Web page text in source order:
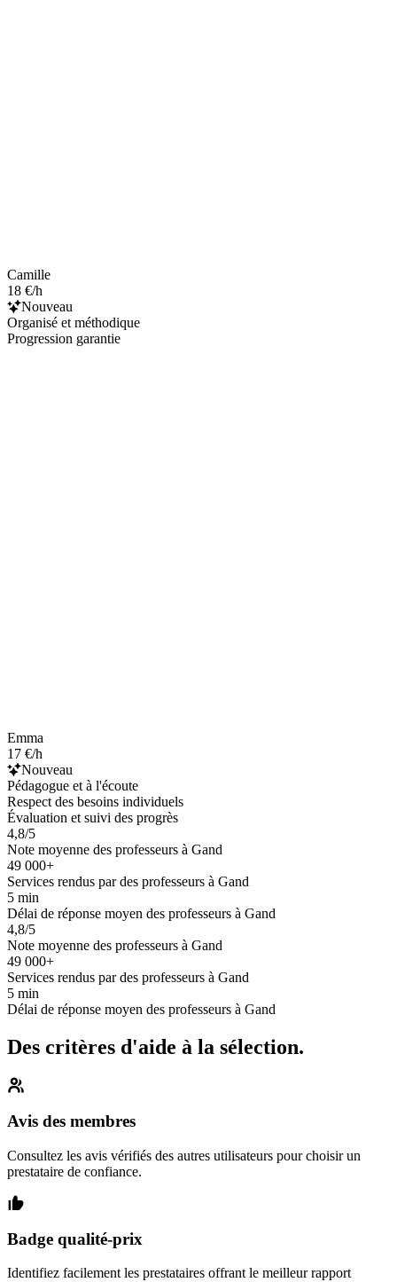
Camille
18 €/h
Nouveau
Organisé et méthodique
Progression garantie
Emma
17 €/h
Nouveau
Pédagogue et à l'écoute
Respect des besoins individuels
Évaluation et suivi des progrès
4,8/5
Note moyenne des professeurs à Gand
49 000+
Services rendus par des professeurs à Gand
5 min
Délai de réponse moyen des professeurs à Gand
4,8/5
Note moyenne des professeurs à Gand
49 000+
Services rendus par des professeurs à Gand
5 min
Délai de réponse moyen des professeurs à Gand
Des critères d'aide à la sélection.
Avis des membres
Consultez les avis vérifiés des autres utilisateurs pour choisir un
prestataire de confiance.
Badge qualité-prix
Identifiez facilement les prestataires offrant le meilleur rapport